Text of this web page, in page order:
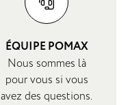
ÉQUIPE POMAX
Nous sommes là
pour vous si vous
avez des questions.